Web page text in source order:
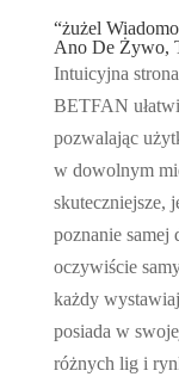
“żużel
Ano De Żywo,
Intuicyjna
BETFAN
pozwalając
w dowolnym
skuteczniejsze,
poznanie
oczywiście
każdy
posiada w
różnych lig i